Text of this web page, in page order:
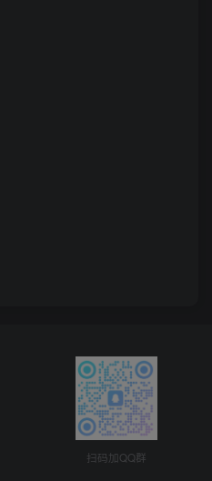
扫码加QQ群